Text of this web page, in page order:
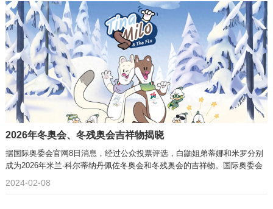
2026年冬奥会、冬残奥会吉祥物揭晓
据国际奥委会官网8日消息，经过公众投票评选，白鼬姐弟蒂娜和米罗分别
成为2026年米兰-科尔蒂纳丹佩佐冬奥会和冬残奥会的吉祥物。国际奥委会
2024-02-08